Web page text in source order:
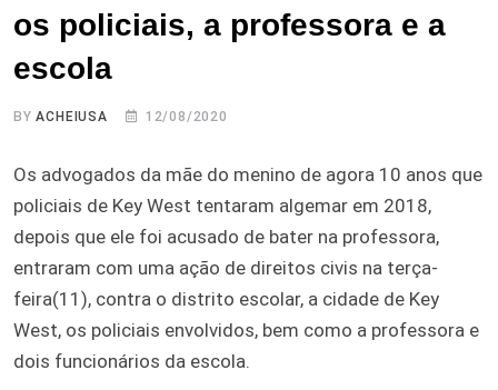
os policiais, a professora e a
escola
BYACHEIUSA 12/08/2020
Os advogados da mãe do menino de agora 10 anos que
policiais de Key West tentaram algemar em 2018,
depois que ele foi acusado de bater na professora,
entraram com uma ação de direitos civis na terça-
feira(11), contra o distrito escolar, a cidade de Key
West, os policiais envolvidos, bem como a professora e
dois funcionários da escola.